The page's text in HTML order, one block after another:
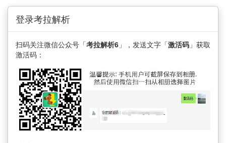
登录考拉解析
扫码关注微信公众号「考拉解析6 」，发送文字「激活码 」获取
激活码：